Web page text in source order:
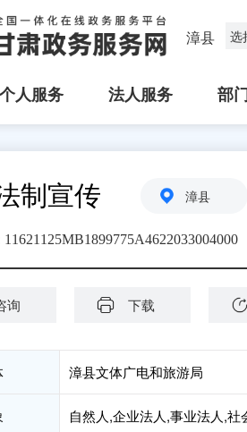
漳县 选
个人服务 法人服务 部
制宣传 漳县
11621125MB1899775A4622033004000
询 下载
漳县文体广电和旅游局
自然人,企业法人,事业法人,社